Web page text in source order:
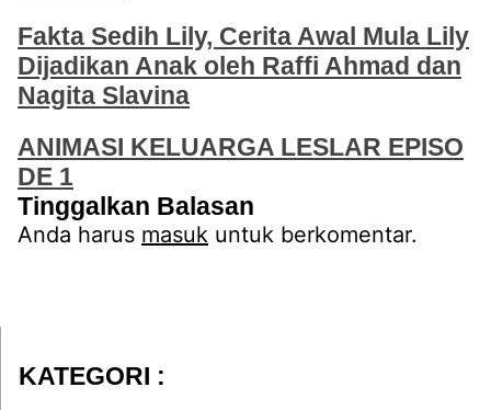
Fakta Sedih Lily, Cerita Awal Mula Lily
Dijadikan Anak oleh Raffi Ahmad dan
Nagita Slavina
ANIMASI KELUARGA LESLAR EPISO
DE 1
Tinggalkan Balasan
Anda harus masuk untuk berkomentar.
KATEGORI :